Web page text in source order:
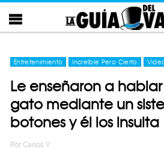
Entretenimiento Increíble Pero Cierto
Le enseñaron a
gato mediante un
botones y él los insulta
Por Carlos Y